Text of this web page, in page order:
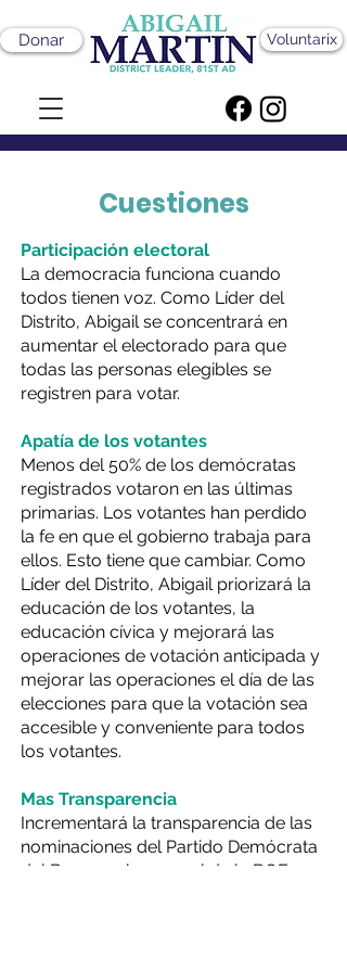
Donar Voluntarix
Cuestiones
Participación electoral
La democracia funciona cuando
todos tienen voz. Como Líder del
Distrito, Abigail se concentrará en
aumentar el electorado para que
todas las personas elegibles se
registren para votar.
Apatía de los votantes
Menos del 50% de los demócratas
registrados votaron en las últimas
primarias. Los votantes han perdido
la fe en que el gobierno trabaja para
ellos. Esto tiene que cambiar. Como
Líder del Distrito, Abigail priorizará la
educación de los votantes, la
educación cívica y mejorará las
operaciones de votación anticipada y
mejorar las operaciones el día de las
elecciones para que la votación sea
accesible y conveniente para todos
los votantes.
Mas Transparencia
Incrementará la transparencia de las
nominaciones del Partido Demócrata
del Bronx y el personal de la BOE.